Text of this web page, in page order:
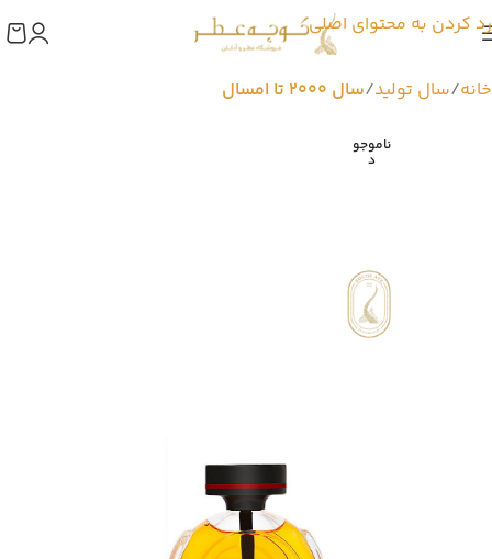
رد کردن به محتوای اصلی
خانه سال تولید سال 2000 تا امسال
ناموجو
د